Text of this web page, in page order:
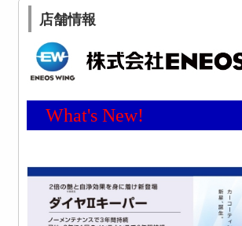
店舗情報
What's New!
新メ